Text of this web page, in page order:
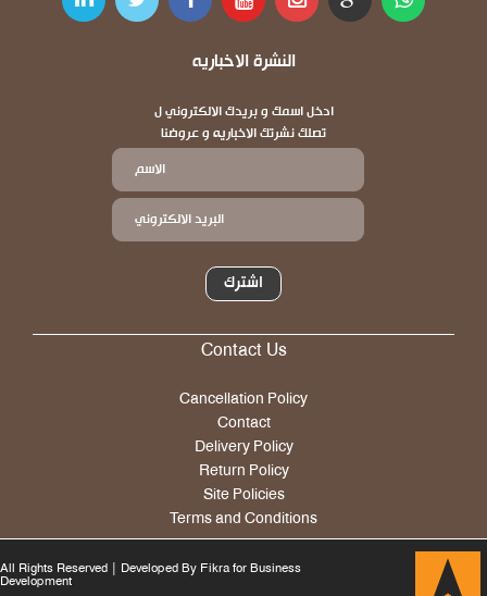
النشرة الاخباريه
ادخل اسمك و بريدك الالكتروني ل
تصلك نشرتك الاخباريه و عروضنا
اشترك
Contact Us
Cancellation Policy
Contact
Delivery Policy
Return Policy
Site Policies
Terms and Conditions
All Rights Reserved | Developed By Fikra for Business
Development